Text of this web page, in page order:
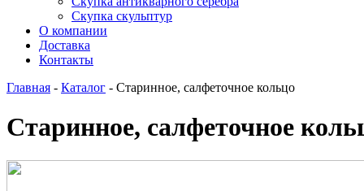
Скупка скульптур
О компании
Доставка
Контакты
Главная - Каталог - Старинное, салфеточное кольцо
Старинное, салфеточное